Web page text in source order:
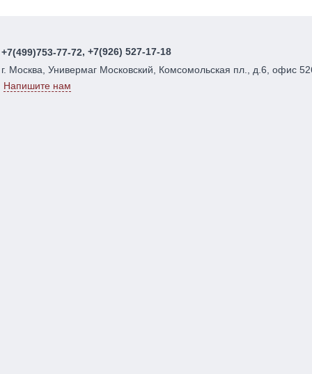
+7(499)753-77-72, +7(926) 527-17-18
г. Москва, Универмаг Московский, Комсомольская пл., д.6, офис
Напишите нам